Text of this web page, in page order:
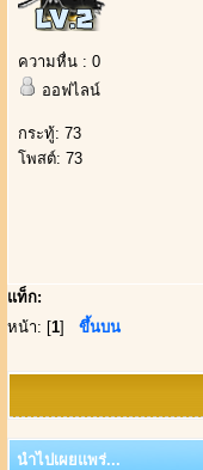
ความหื่น : 0
ออฟไลน์
กระทู้: 73
โพสต์: 73
แท็ก:
หน้า: [1] ขึ้นบน
นำไปเผยแพร่...